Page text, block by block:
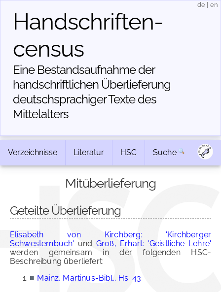
Handschriften­
census
Eine Bestandsaufnahme der
handschriftlichen Über­lieferung
deutschsprachiger Texte des
Mittelalters
de en
Verzeichnisse Literatur HSC Suche
Mitüberlieferung
Geteilte Überlieferung
Elisabeth von Kirchberg: 'Kirchberger
Schwesternbuch' und Groß, Erhart: 'Geistliche Lehre'
werden gemeinsam in der folgenden HSC-
Beschreibung überliefert:
■ Mainz, Martinus-Bibl., Hs. 43